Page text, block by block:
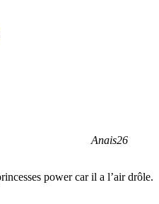
Anais26
power car il a l’air drôle.